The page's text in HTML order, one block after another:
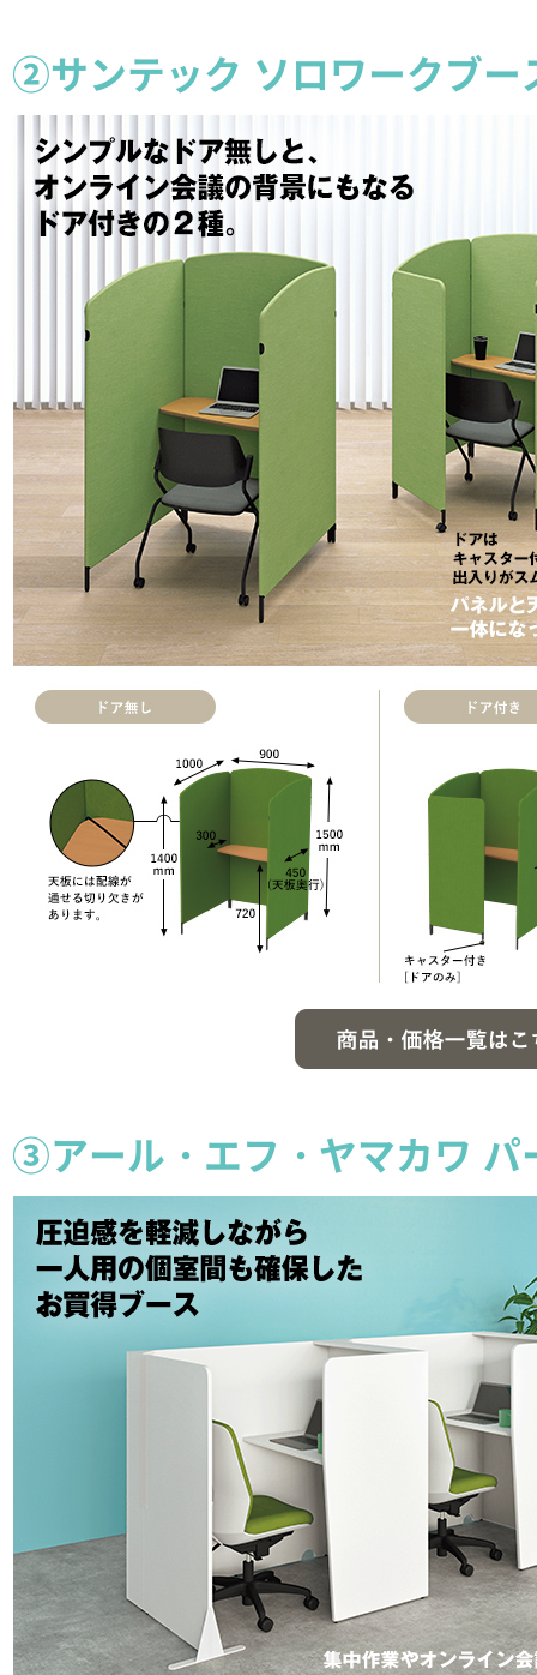
②サンテック ソロワークブー
③アール・エフ・ヤマカワ パ